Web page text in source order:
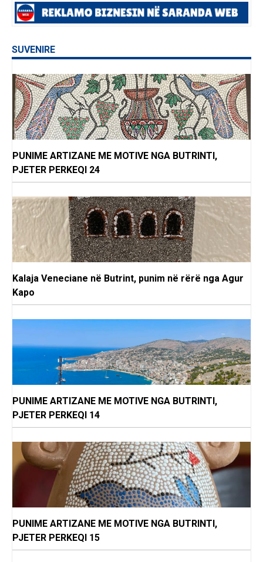
SUVENIRE
PUNIME ARTIZANE ME MOTIVE NGA BUTRINTI,
PJETER PERKEQI 24
Kalaja Veneciane në Butrint, punim në rërë nga Agur
Kapo
PUNIME ARTIZANE ME MOTIVE NGA BUTRINTI,
PJETER PERKEQI 14
PUNIME ARTIZANE ME MOTIVE NGA BUTRINTI,
PJETER PERKEQI 15